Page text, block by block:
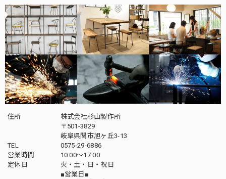
住所
株式会社杉山製作所
〒501-3829
岐阜県関市旭ヶ丘3-13
TEL
0575-29-6886
営業時間
10:00～17:00
定休日
火・土・日・祝日
■営業日■